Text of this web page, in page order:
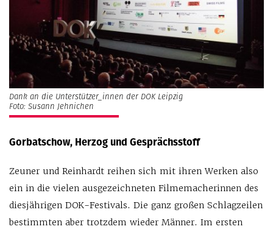
Dank an die Unterstützer_innen der DOK Leipzig
Foto: Susann Jehnichen
Gorbatschow, Herzog und Gesprächsstoff
Zeuner und Reinhardt reihen sich mit ihren Werken also
ein in die vielen ausgezeichneten Filmemacherinnen des
diesjährigen DOK-Festivals. Die ganz großen Schlagzeilen
bestimmten aber trotzdem wieder Männer. Im ersten